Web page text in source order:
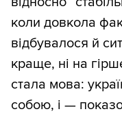
коли довкола
відбувалося й
краще, ні на
стала мова:
собою, і —